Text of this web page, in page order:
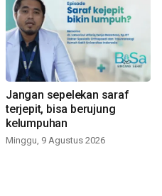
Jangan sepelekan saraf
terjepit, bisa berujung
kelumpuhan
Minggu, 9 Agustus 2026